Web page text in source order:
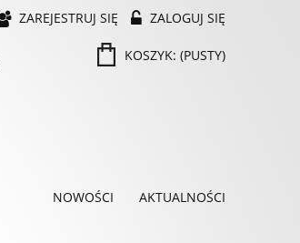
ZAREJESTRUJ SIĘ ZALOGUJ SIĘ
KOSZYK: (PUSTY)
NOWOŚCI AKTUALNOŚCI